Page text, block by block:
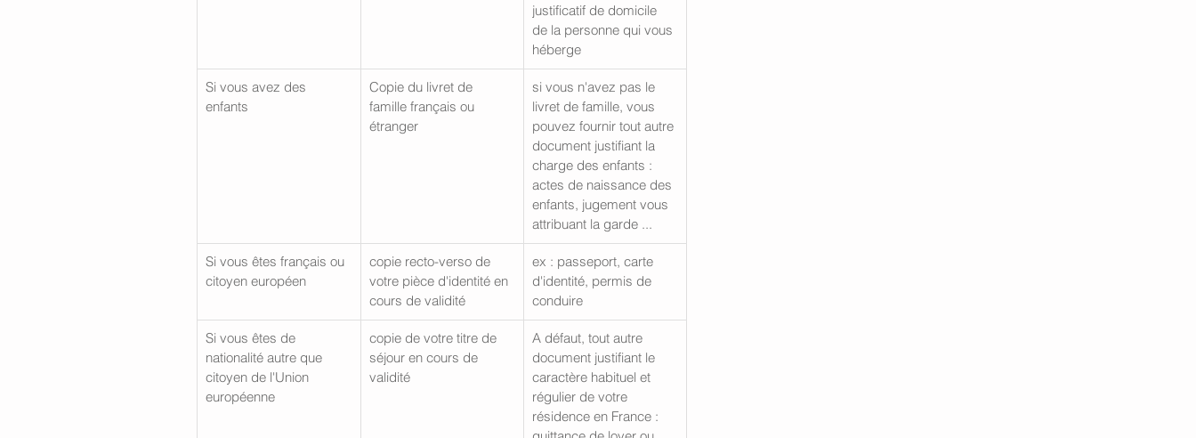
justificatif de domicile
de la personne qui vous
héberge
Si vous avez des
enfants
Copie du livret de
famille français ou
étranger
si vous n'avez pas le
livret de famille, vous
pouvez fournir tout autre
document justifiant la
charge des enfants :
actes de naissance des
enfants, jugement vous
attribuant la garde ...
Si vous êtes français ou
citoyen européen
copie recto-verso de
votre pièce d'identité en
cours de validité
ex : passeport, carte
d'identité, permis de
conduire
Si vous êtes de
nationalité autre que
citoyen de l'Union
européenne
copie de votre titre de
séjour en cours de
validité
A défaut, tout autre
document justifiant le
caractère habituel et
régulier de votre
résidence en France :